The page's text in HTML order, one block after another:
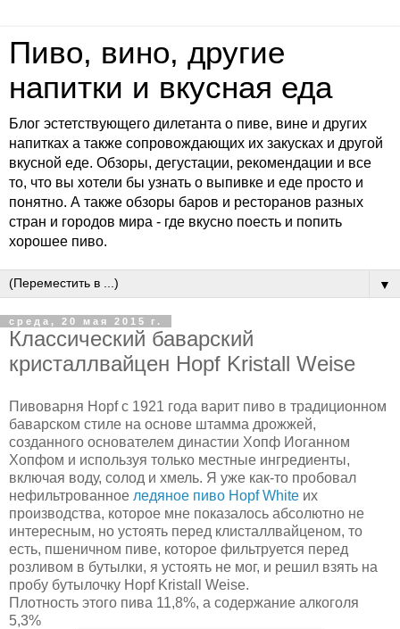
Пиво, вино, другие
напитки и вкусная еда
Блог эстетствующего дилетанта о пиве, вине и других
напитках а также сопровождающих их закусках и другой
вкусной еде. Обзоры, дегустации, рекомендации и все
то, что вы хотели бы узнать о выпивке и еде просто и
понятно. А также обзоры баров и ресторанов разных
стран и городов мира - где вкусно поесть и попить
хорошее пиво.
▼
среда, 20 мая 2015 г.
Классический баварский
кристаллвайцен Hopf Kristall Weise
Пивоварня Hopf с 1921 года варит пиво в традиционном
баварском стиле на основе штамма дрожжей,
созданного основателем династии Хопф Иоганном
Хопфом и используя только местные ингредиенты,
включая воду, солод и хмель. Я уже как-то пробовал
нефильтрованное ледяное пиво Hopf White их
производства, которое мне показалось абсолютно не
интересным, но устоять перед клисталлвайценом, то
есть, пшеничном пиве, которое фильтруется перед
розливом в бутылки, я устоять не мог, и решил взять на
пробу бутылочку Hopf Kristall Weise.
Плотность этого пива 11,8%, а содержание алкоголя
5,3%